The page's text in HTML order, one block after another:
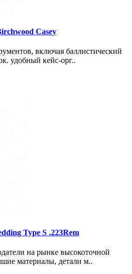
Casey
включая баллистический
удобный кейс-орг..
Type S .223Rem
на рынке высокоточной
материалы, детали м..